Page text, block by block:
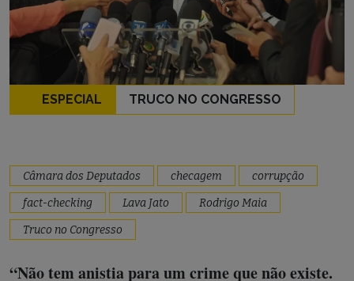
ESPECIAL TRUCO NO CONGRESSO
Câmara dos Deputados checagem
corrupção
fact-checking
Lava Jato
Rodrigo Maia
Truco no Congresso
“Não tem anistia para um crime que não existe.